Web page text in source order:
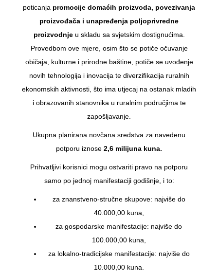
poticanja promocije domaćih proizvoda, povezivanja
proizvođača i unapređenja poljoprivredne
proizvodnjeu skladu sa svjetskim dostignućima.
Provedbom ove mjere, osim što se potiče očuvanje
običaja, kulturne i prirodne baštine, potiče se uvođenje
novih tehnologija i inovacija te diverzifikacija ruralnih
ekonomskih aktivnosti, što ima utjecaj na ostanak mladih
i obrazovanih stanovnika u ruralnim područjima te
zapošljavanje.
Ukupna planirana novčana sredstva za navedenu
potporu iznose 2,6 milijuna kuna.
Prihvatljivi korisnici mogu ostvariti pravo na potporu
samo po jednoj manifestaciji godišnje, i to:
za znanstveno-stručne skupove: najviše do
40.000,00 kuna,
za gospodarske manifestacije: najviše do
100.000,00 kuna,
za lokalno-tradicijske manifestacije: najviše do
10.000,00 kuna.